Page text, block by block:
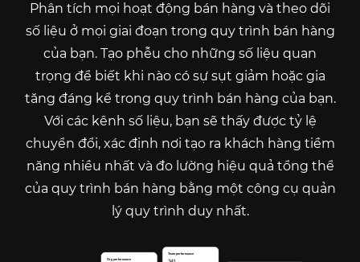
Phân tích mọi hoạt động bán hàng và theo dõi
số liệu ở mọi giai đoạn trong quy trình bán hàng
của bạn. Tạo phễu cho những số liệu quan
trọng để biết khi nào có sự sụt giảm hoặc gia
tăng đáng kể trong quy trình bán hàng của bạn.
Với các kênh số liệu, bạn sẽ thấy được tỷ lệ
chuyển đổi, xác định nơi tạo ra khách hàng tiềm
năng nhiều nhất và đo lường hiệu quả tổng thể
của quy trình bán hàng bằng một công cụ quản
lý quy trình duy nhất.